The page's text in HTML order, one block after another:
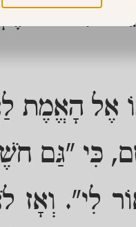
כִּי גַּם
אֶל הָאֱמֶת
כִּי "גַּם
לִי". וְאָז